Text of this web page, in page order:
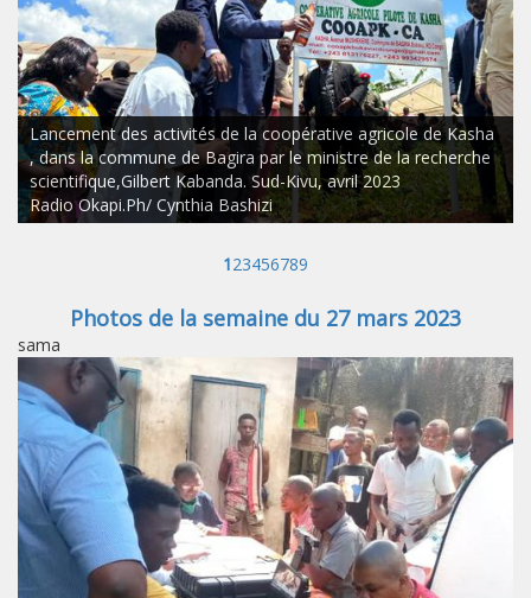
Lancement des activités de la coopérative agricole de Kasha
, dans la commune de Bagira par le ministre de la recherche
scientifique,Gilbert Kabanda. Sud-Kivu, avril 2023
Radio Okapi.Ph/ Cynthia Bashizi
123456789
Photos de la semaine du 27 mars 2023
sama